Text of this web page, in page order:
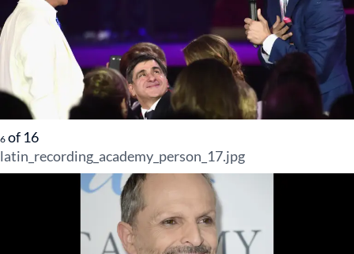
6 of 16
latin_recording_academy_person_17.jpg